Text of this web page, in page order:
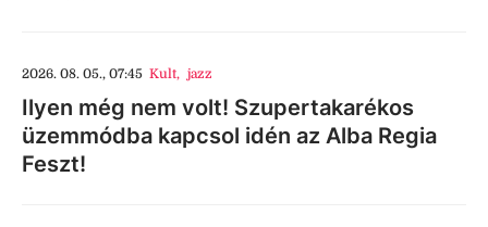
2026. 08. 05., 07:45 Kult, jazz
Ilyen még nem volt! Szupertakarékos
üzemmódba kapcsol idén az Alba Regia
Feszt!